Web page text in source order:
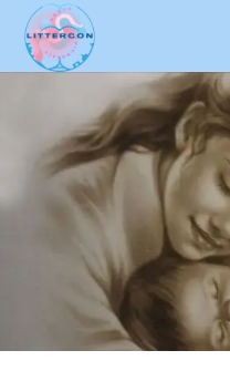
LITTERcon